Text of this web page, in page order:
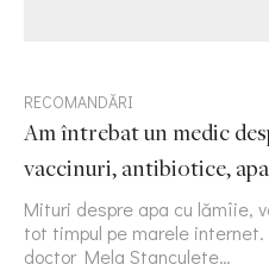
RECOMANDĂRI
Am întrebat un medic
vaccinuri, antibiotice,
Mituri despre apa cu lămîie,
tot timpul pe marele
doctor Mela Stanculete…